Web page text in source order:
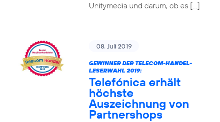
Unitymedia und darum, ob es […]
08. Juli 2019
GEWINNER DER TELECOM-HANDEL-
LESERWAHL 2019:
Telefónica erhält
höchste
Auszeichnung von
Partnershops